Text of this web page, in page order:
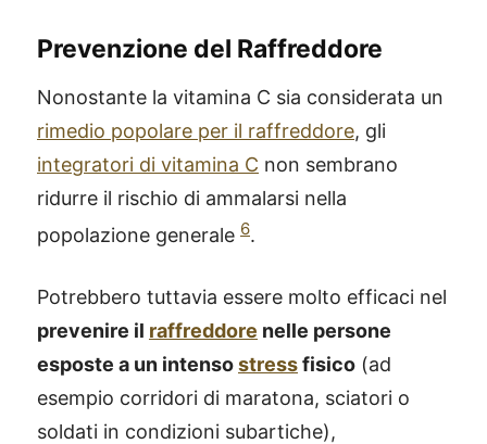
Prevenzione del Raffreddore
Nonostante la vitamina C sia considerata un
rimedio popolare per il raffreddore, gli
integratori di vitamina C non sembrano
ridurre il rischio di ammalarsi nella
popolazione generale 6.
Potrebbero tuttavia essere molto efficaci nel
prevenire il raffreddore nelle persone
esposte a un intensostressfisico (ad
esempio corridori di maratona, sciatori o
soldati in condizioni subartiche),